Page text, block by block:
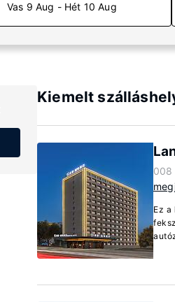
Vas 9 Aug - Hét 10 Aug
Kiemelt
008
Ez